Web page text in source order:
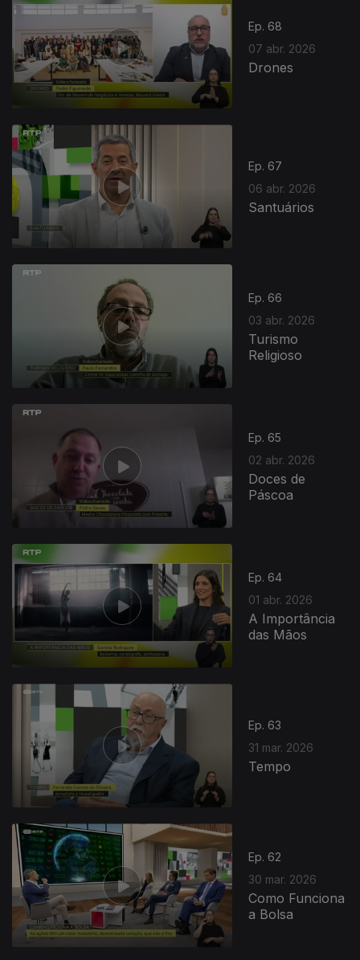
Ep. 68
07 abr. 2026
Drones
Ep. 67
06 abr. 2026
Santuários
Ep. 66
03 abr. 2026
Turismo
Religioso
Ep. 65
02 abr. 2026
Doces de
Páscoa
Ep. 64
01 abr. 2026
A Importância
das Mãos
Ep. 63
31 mar. 2026
Tempo
Ep. 62
30 mar. 2026
Como Funciona
a Bolsa